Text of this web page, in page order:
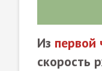
Из первой
скорость